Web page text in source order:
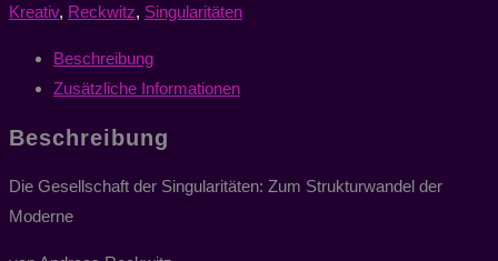
Kreativ, Reckwitz, Singularitäten
Beschreibung
Zusätzliche Informationen
Beschreibung
Die Gesellschaft der Singularitäten: Zum Strukturwandel der
Moderne